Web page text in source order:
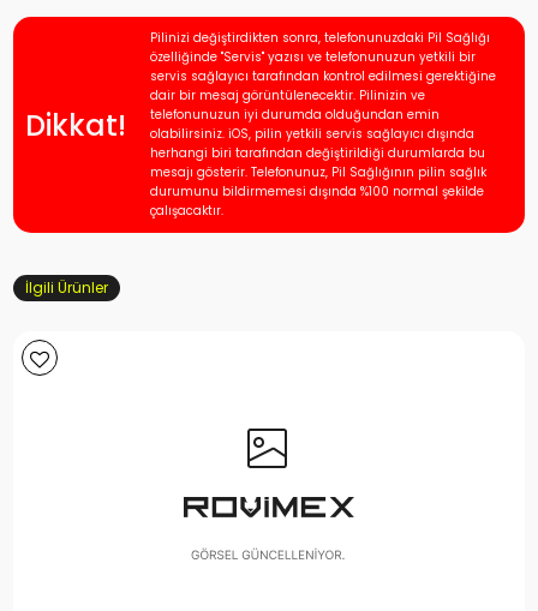
Dikkat!
Pilinizi değiştirdikten sonra, telefonunuzdaki Pil Sağlığı
özelliğinde "Servis" yazısı ve telefonunuzun yetkili bir
servis sağlayıcı tarafından kontrol edilmesi gerektiğine
dair bir mesaj görüntülenecektir. Pilinizin ve
telefonunuzun iyi durumda olduğundan emin
olabilirsiniz. iOS, pilin yetkili servis sağlayıcı dışında
herhangi biri tarafından değiştirildiği durumlarda bu
mesajı gösterir. Telefonunuz, Pil Sağlığının pilin sağlık
durumunu bildirmemesi dışında %100 normal şekilde
çalışacaktır.
İlgili Ürünler